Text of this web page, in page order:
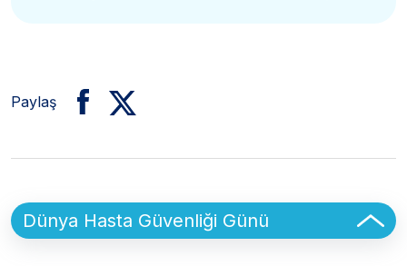
Paylaş
Sidebar
Dünya Hasta Güvenliği Günü